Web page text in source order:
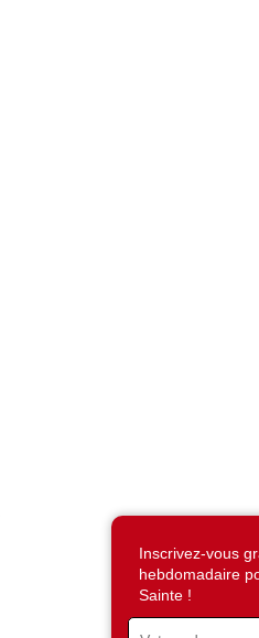
Inscrivez-vous
hebdomadaire
Sainte !